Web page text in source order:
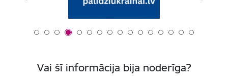
Vai šī informācija bija noderīga?